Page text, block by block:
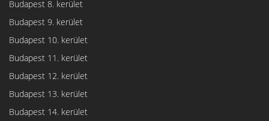
Budapest 8. kerület
Budapest 9. kerület
Budapest 10. kerület
Budapest 11. kerület
Budapest 12. kerület
Budapest 13. kerület
Budapest 14. kerület